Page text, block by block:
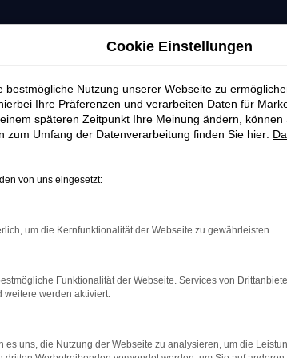
Cookie Einstellungen
bestmögliche Nutzung unserer Webseite zu
Ihre Präferenzen und verarbeiten Daten für
späteren Zeitpunkt Ihre Meinung ändern,
zum Umfang der Datenverarbeitung finden Sie hier:
von uns eingesetzt:
um die Kernfunktionalität der Webseite zu gewährleisten.
Funktionalität der Webseite. Services von
weitere werden aktiviert.
es uns, die Nutzung der Webseite zu analysieren, um die